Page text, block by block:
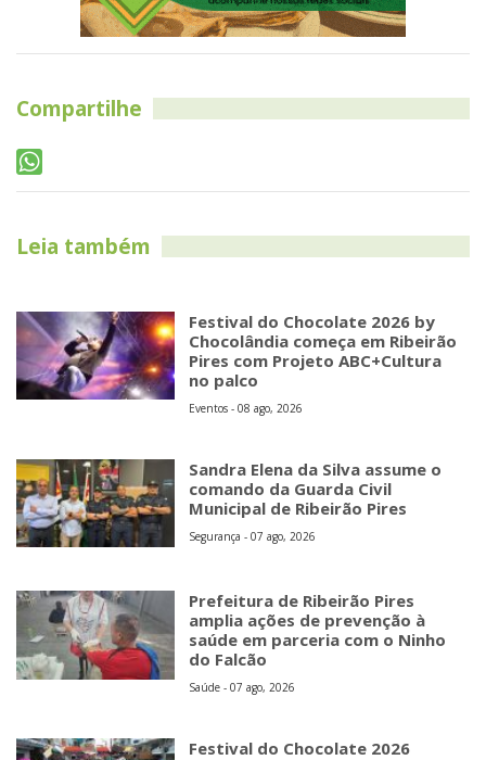
Compartilhe
Leia também
Festival do Chocolate 2026 by
Chocolândia começa em Ribeirão
Pires com Projeto ABC+Cultura
no palco
Eventos - 08 ago, 2026
Sandra Elena da Silva assume o
comando da Guarda Civil
Municipal de Ribeirão Pires
Segurança - 07 ago, 2026
Prefeitura de Ribeirão Pires
amplia ações de prevenção à
saúde em parceria com o Ninho
do Falcão
Saúde - 07 ago, 2026
Festival do Chocolate 2026